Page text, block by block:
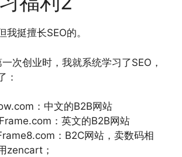
我挺擅长SEO的。
次创业时，我就系统学习了SEO，
：
：中文的B2B网站
：英文的B2B网站
：B2C网站，卖数码相
zencart；